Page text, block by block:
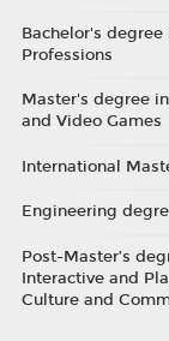
Bachelor's
Professions
Master's degree
and Video Games
International
Engineering
Post-Master’s
Interactive and
Culture and